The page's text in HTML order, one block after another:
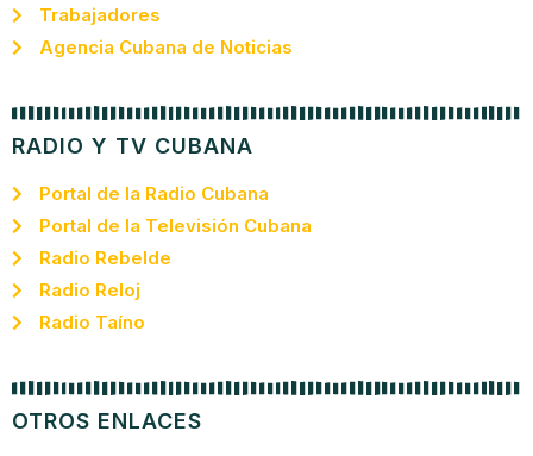
Trabajadores
Agencia Cubana de Noticias
RADIO Y TV CUBANA
Portal de la Radio Cubana
Portal de la Televisión Cubana
Radio Rebelde
Radio Reloj
Radio Taíno
OTROS ENLACES